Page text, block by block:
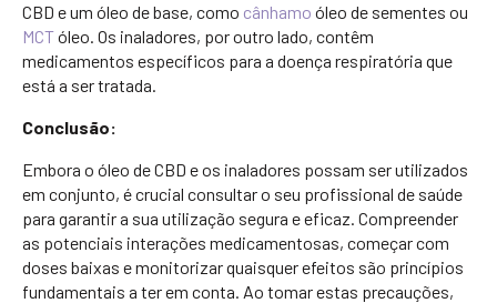
CBD e um óleo de base, como cânhamo óleo de sementes ou
MCTóleo. Os inaladores, por outro lado, contêm
medicamentos específicos para a doença respiratória que
está a ser tratada.
Conclusão:
Embora o óleo de CBD e os inaladores possam ser utilizados
em conjunto, é crucial consultar o seu profissional de saúde
para garantir a sua utilização segura e eficaz. Compreender
as potenciais interações medicamentosas, começar com
doses baixas e monitorizar quaisquer efeitos são princípios
fundamentais a ter em conta. Ao tomar estas precauções,